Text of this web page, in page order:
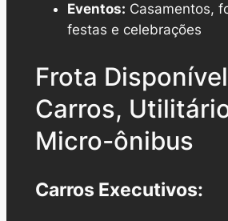
Eventos: Casamentos,
festas e celebrações
Frota
Carros,
Micro-ônibus
Carros Executivos: